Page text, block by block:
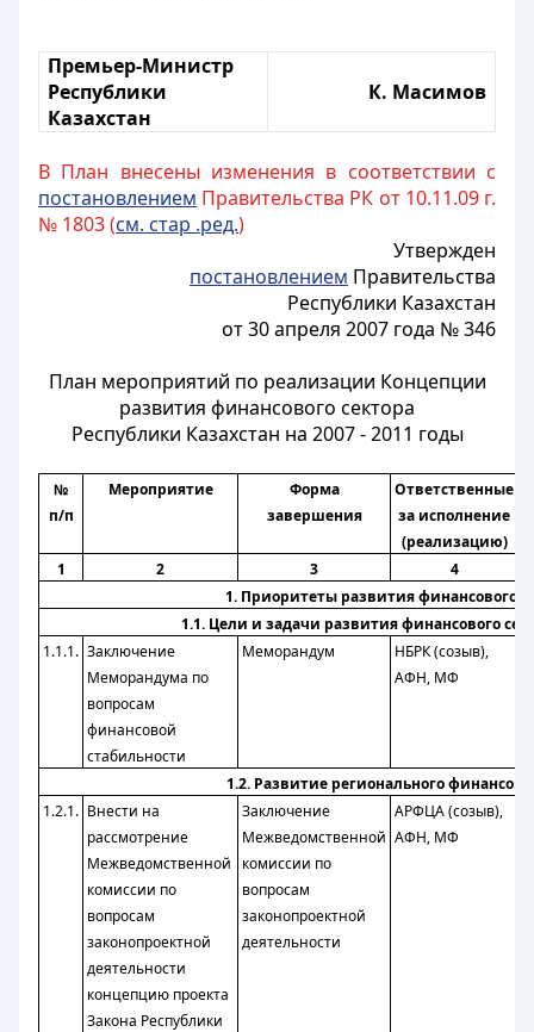
Премьер-Министр
Республики
Казахстан
К. Масимов
В План внесены изменения в соответствии с
постановлением Правительства РК от 10.11.09 г.
№ 1803 (см. стар .ред.)
Утвержден
постановлением Правительства
Республики Казахстан
от 30 апреля 2007 года № 346
План мероприятий по реализации Концепции
развития финансового сектора
Республики Казахстан на 2007 - 2011 годы
№
п/п
Мероприятие
Форма
завершения
Ответственные
за исполнение
(реализацию)
1
2 3
4
1. Приоритеты развития финансового
1.1. Цели и задачи развития финансового
1.1.1. Заключение
Меморандума по
вопросам
финансовой
стабильности
Меморандум
НБРК (созыв),
АФН, МФ
1.2. Развитие регионального
1.2.1. Внести на
рассмотрение
Межведомственной
комиссии по
вопросам
законопроектной
деятельности
концепцию проекта
Закона Республики
Заключение
Межведомственной
комиссии по
вопросам
законопроектной
деятельности
АРФЦА (созыв),
АФН, МФ